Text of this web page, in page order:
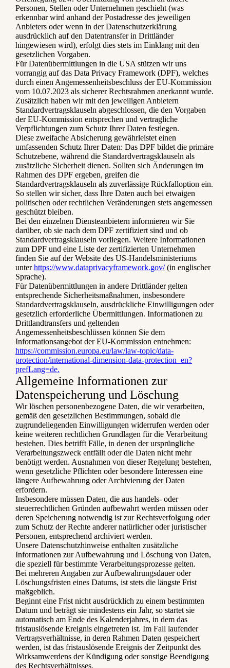
Personen, Stellen oder Unternehmen geschieht (was
erkennbar wird anhand der Postadresse des jeweiligen
Anbieters oder wenn in der Datenschutzerklärung
ausdrücklich auf den Datentransfer in Drittländer
hingewiesen wird), erfolgt dies stets im Einklang mit den
gesetzlichen Vorgaben.
Für Datenübermittlungen in die USA stützen wir uns
vorrangig auf das Data Privacy Framework (DPF), welches
durch einen Angemessenheitsbeschluss der EU-Kommission
vom 10.07.2023 als sicherer Rechtsrahmen anerkannt wurde.
Zusätzlich haben wir mit den jeweiligen Anbietern
Standardvertragsklauseln abgeschlossen, die den Vorgaben
der EU-Kommission entsprechen und vertragliche
Verpflichtungen zum Schutz Ihrer Daten festlegen.
Diese zweifache Absicherung gewährleistet einen
umfassenden Schutz Ihrer Daten: Das DPF bildet die primäre
Schutzebene, während die Standardvertragsklauseln als
zusätzliche Sicherheit dienen. Sollten sich Änderungen im
Rahmen des DPF ergeben, greifen die
Standardvertragsklauseln als zuverlässige Rückfalloption ein.
So stellen wir sicher, dass Ihre Daten auch bei etwaigen
politischen oder rechtlichen Veränderungen stets angemessen
geschützt bleiben.
Bei den einzelnen Diensteanbietern informieren wir Sie
darüber, ob sie nach dem DPF zertifiziert sind und ob
Standardvertragsklauseln vorliegen. Weitere Informationen
zum DPF und eine Liste der zertifizierten Unternehmen
finden Sie auf der Website des US-Handelsministeriums
unterhttps://www.dataprivacyframework.gov/(in englischer
Sprache).
Für Datenübermittlungen in andere Drittländer gelten
entsprechende Sicherheitsmaßnahmen, insbesondere
Standardvertragsklauseln, ausdrückliche Einwilligungen oder
gesetzlich erforderliche Übermittlungen. Informationen zu
Drittlandtransfers und geltenden
Angemessenheitsbeschlüssen können Sie dem
Informationsangebot der EU-Kommission entnehmen:
https://commission.europa.eu/law/law-topic/data-
protection/international-dimension-data-protection_en?
prefLang=de.
Allgemeine Informationen zur
Datenspeicherung und Löschung
Wir löschen personenbezogene Daten, die wir verarbeiten,
gemäß den gesetzlichen Bestimmungen, sobald die
zugrundeliegenden Einwilligungen widerrufen werden oder
keine weiteren rechtlichen Grundlagen für die Verarbeitung
bestehen. Dies betrifft Fälle, in denen der ursprüngliche
Verarbeitungszweck entfällt oder die Daten nicht mehr
benötigt werden. Ausnahmen von dieser Regelung bestehen,
wenn gesetzliche Pflichten oder besondere Interessen eine
längere Aufbewahrung oder Archivierung der Daten
erfordern.
Insbesondere müssen Daten, die aus handels- oder
steuerrechtlichen Gründen aufbewahrt werden müssen oder
deren Speicherung notwendig ist zur Rechtsverfolgung oder
zum Schutz der Rechte anderer natürlicher oder juristischer
Personen, entsprechend archiviert werden.
Unsere Datenschutzhinweise enthalten zusätzliche
Informationen zur Aufbewahrung und Löschung von Daten,
die speziell für bestimmte Verarbeitungsprozesse gelten.
Bei mehreren Angaben zur Aufbewahrungsdauer oder
Löschungsfristen eines Datums, ist stets die längste Frist
maßgeblich.
Beginnt eine Frist nicht ausdrücklich zu einem bestimmten
Datum und beträgt sie mindestens ein Jahr, so startet sie
automatisch am Ende des Kalenderjahres, in dem das
fristauslösende Ereignis eingetreten ist. Im Fall laufender
Vertragsverhältnisse, in deren Rahmen Daten gespeichert
werden, ist das fristauslösende Ereignis der Zeitpunkt des
Wirksamwerdens der Kündigung oder sonstige Beendigung
des Rechtsverhältnisses.